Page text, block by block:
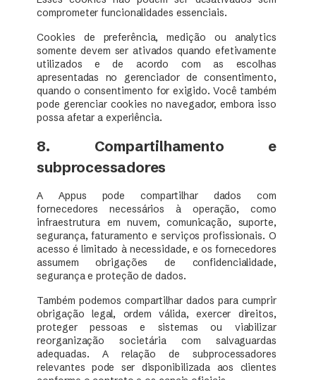
comprometer funcionalidades essenciais.
Cookies de preferência, medição ou analytics
somente devem ser ativados quando efetivamente
utilizados e de acordo com as escolhas
apresentadas no gerenciador de consentimento,
quando o consentimento for exigido. Você também
pode gerenciar cookies no navegador, embora isso
possa afetar a experiência.
8. Compartilhamento e
subprocessadores
A Appus pode compartilhar dados com
fornecedores necessários à operação, como
infraestrutura em nuvem, comunicação, suporte,
segurança, faturamento e serviços profissionais. O
acesso é limitado à necessidade, e os fornecedores
assumem obrigações de confidencialidade,
segurança e proteção de dados.
Também podemos compartilhar dados para cumprir
obrigação legal, ordem válida, exercer direitos,
proteger pessoas e sistemas ou viabilizar
reorganização societária com salvaguardas
adequadas. A relação de subprocessadores
relevantes pode ser disponibilizada aos clientes